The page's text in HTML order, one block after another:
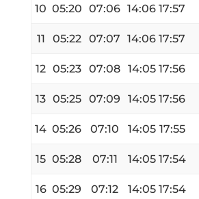
10 05:20 07:06 14:06 17:57
11 05:22 07:07 14:06 17:57
12 05:23 07:08 14:05 17:56
13 05:25 07:09 14:05 17:56
14 05:26 07:10 14:05 17:55
15 05:28 07:11 14:05 17:54
16 05:29 07:12 14:05 17:54